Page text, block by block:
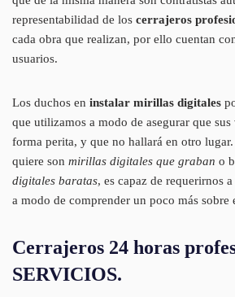
representabilidad de los cerrajeros
cada obra que realizan, por ello cuentan
usuarios.
Los duchos en instalar mirillas digitales
que utilizamos a modo de asegurar que sus
forma perita, y que no hallará en otro
quiere son mirillas digitales que graban o
digitales baratas, es capaz de requerirnos
a modo de comprender un poco más sobre
Cerrajeros 24 horas
SERVICIOS.